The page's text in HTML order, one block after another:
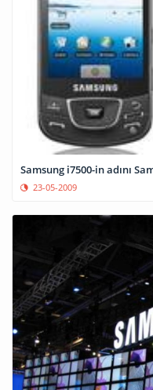
Samsung i7500-in adını
23-05-2009